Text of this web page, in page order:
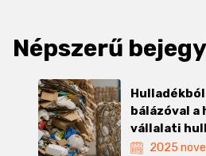
Népszerű
Hulladékból
bálázóval a
vállalati
2025